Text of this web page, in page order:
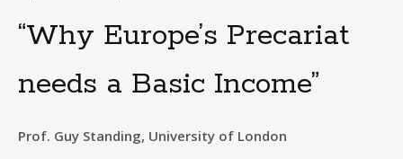
“Why Europe’s Precariat
needs a Basic Income”
Prof. Guy Standing, University of London